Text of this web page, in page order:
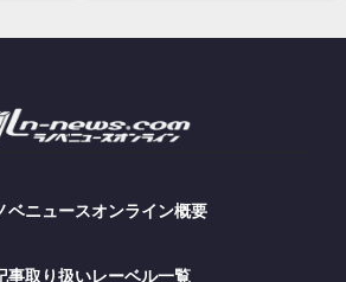
ベニュースオンライン概要
事取り扱いレーベル一覧